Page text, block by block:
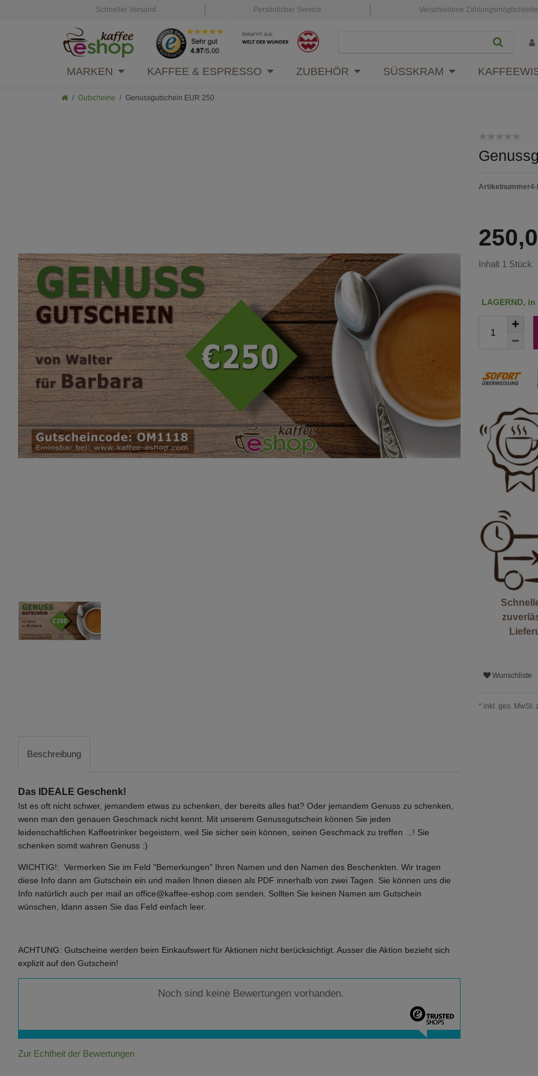
Schneller Versand Persönlicher Service Verschiedene
MARKEN KAFFEE & ESPRESSO ZUBEHÖR SÜSSKRAM
Gutscheine Genussgutschein EUR 250
Artikelnummer4-
Inhalt 1 Stück
LAGERND,
Wunschliste
* inkl. ges. MwSt.
Beschreibung
Das IDEALE Geschenk!
Ist es oft nicht schwer, jemandem etwas zu schenken, der bereits alles hat? Oder jemandem Genuss zu schenken,
wenn man den genauen Geschmack nicht kennt. Mit unserem Genussgutschein können Sie jeden
leidenschaftlichen Kaffeetrinker begeistern, weil Sie sicher sein können, seinen Geschmack zu treffen ...! Sie
schenken somit wahren Genuss :)
WICHTIG!: Vermerken Sie im Feld "Bemerkungen" Ihren Namen und den Namen des Beschenkten. Wir tragen
diese Info dann am Gutschein ein und mailen Ihnen diesen als PDF innerhalb von zwei Tagen. Sie können uns die
Info natürlich auch per mail an office@kaffee-eshop.com senden. Sollten Sie keinen Namen am Gutschein
wünschen, ldann assen Sie das Feld einfach leer.
ACHTUNG: Gutscheine werden beim Einkaufswert für Aktionen nicht berücksichtigt. Ausser die Aktion bezieht sich
explizit auf den Gutschein!
Noch sind keine Bewertungen vorhanden.
Zur Echtheit der Bewertungen